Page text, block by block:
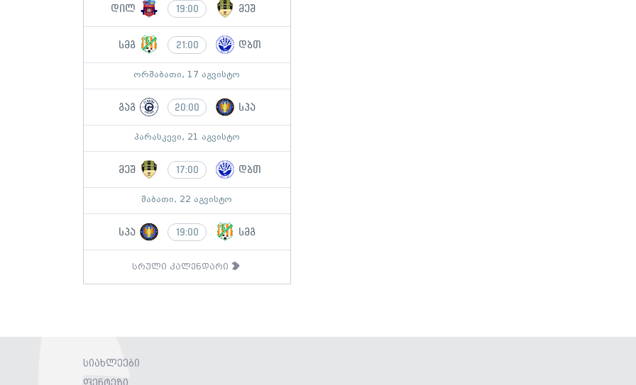
დილ 19:00 მეშ
სმგ 21:00 დბთ
ორშაბათი, 17 აგვისტო
გაგ 20:00 სპა
პარასკევი, 21 აგვისტო
მეშ 17:00 დბთ
შაბათი, 22 აგვისტო
სპა 19:00 სმგ
სრული კალენდარი
სიახლეები